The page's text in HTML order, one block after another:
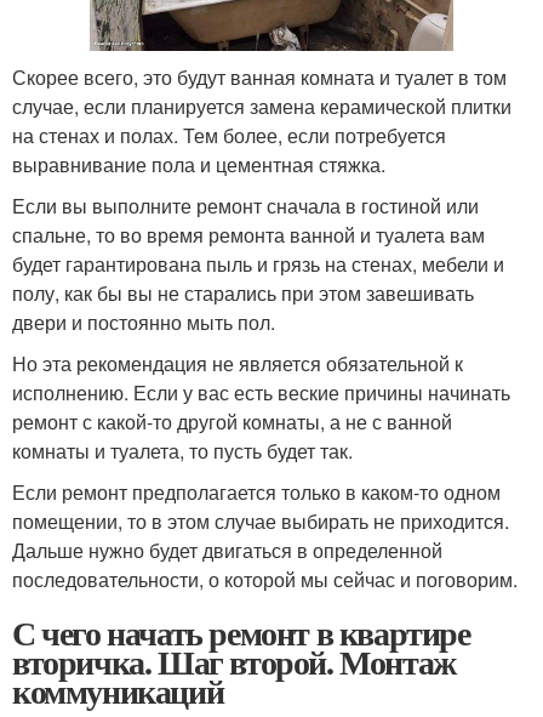
Скорее всего, это будут ванная комната и туалет в том
случае, если планируется замена керамической плитки
на стенах и полах. Тем более, если потребуется
выравнивание пола и цементная стяжка.
Если вы выполните ремонт сначала в гостиной или
спальне, то во время ремонта ванной и туалета вам
будет гарантирована пыль и грязь на стенах, мебели и
полу, как бы вы не старались при этом завешивать
двери и постоянно мыть пол.
Но эта рекомендация не является обязательной к
исполнению. Если у вас есть веские причины начинать
ремонт с какой-то другой комнаты, а не с ванной
комнаты и туалета, то пусть будет так.
Если ремонт предполагается только в каком-то одном
помещении, то в этом случае выбирать не приходится.
Дальше нужно будет двигаться в определенной
последовательности, о которой мы сейчас и поговорим.
С чего начать ремонт в квартире
вторичка. Шаг второй. Монтаж
коммуникаций